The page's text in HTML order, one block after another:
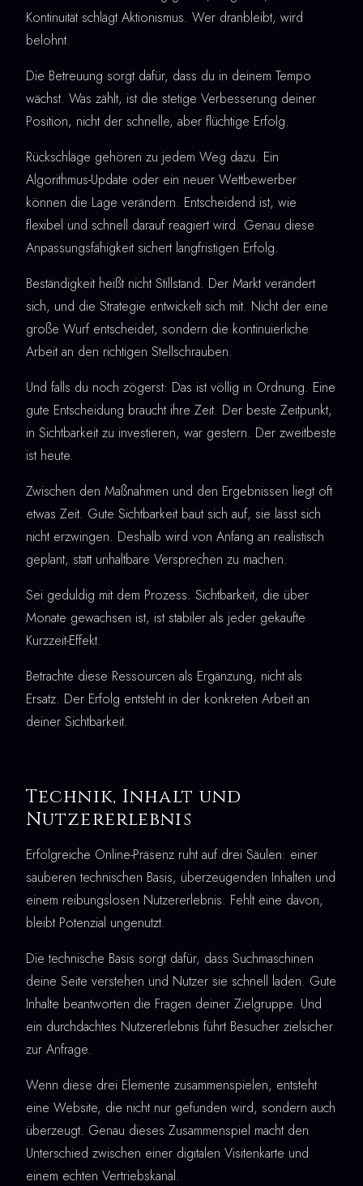
Kontinuität schlägt Aktionismus. Wer dranbleibt, wird
belohnt.
Die Betreuung sorgt dafür, dass du in deinem Tempo
wächst. Was zählt, ist die stetige Verbesserung deiner
Position, nicht der schnelle, aber flüchtige Erfolg.
Rückschläge gehören zu jedem Weg dazu. Ein
Algorithmus-Update oder ein neuer Wettbewerber
können die Lage verändern. Entscheidend ist, wie
flexibel und schnell darauf reagiert wird. Genau diese
Anpassungsfähigkeit sichert langfristigen Erfolg.
Beständigkeit heißt nicht Stillstand. Der Markt verändert
sich, und die Strategie entwickelt sich mit. Nicht der eine
große Wurf entscheidet, sondern die kontinuierliche
Arbeit an den richtigen Stellschrauben.
Und falls du noch zögerst: Das ist völlig in Ordnung. Eine
gute Entscheidung braucht ihre Zeit. Der beste Zeitpunkt,
in Sichtbarkeit zu investieren, war gestern. Der zweitbeste
ist heute.
Zwischen den Maßnahmen und den Ergebnissen liegt oft
etwas Zeit. Gute Sichtbarkeit baut sich auf, sie lässt sich
nicht erzwingen. Deshalb wird von Anfang an realistisch
geplant, statt unhaltbare Versprechen zu machen.
Sei geduldig mit dem Prozess. Sichtbarkeit, die über
Monate gewachsen ist, ist stabiler als jeder gekaufte
Kurzzeit-Effekt.
Betrachte diese Ressourcen als Ergänzung, nicht als
Ersatz. Der Erfolg entsteht in der konkreten Arbeit an
deiner Sichtbarkeit.
Technik, Inhalt und
Nutzererlebnis
Erfolgreiche Online-Präsenz ruht auf drei Säulen: einer
sauberen technischen Basis, überzeugenden Inhalten und
einem reibungslosen Nutzererlebnis. Fehlt eine davon,
bleibt Potenzial ungenutzt.
Die technische Basis sorgt dafür, dass Suchmaschinen
deine Seite verstehen und Nutzer sie schnell laden. Gute
Inhalte beantworten die Fragen deiner Zielgruppe. Und
ein durchdachtes Nutzererlebnis führt Besucher zielsicher
zur Anfrage.
Wenn diese drei Elemente zusammenspielen, entsteht
eine Website, die nicht nur gefunden wird, sondern auch
überzeugt. Genau dieses Zusammenspiel macht den
Unterschied zwischen einer digitalen Visitenkarte und
einem echten Vertriebskanal.